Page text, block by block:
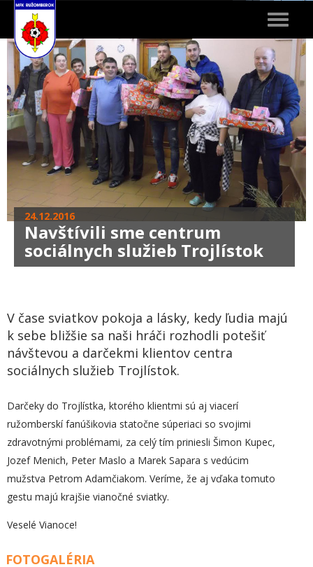
Toggle
24.12.2016
Navštívili sme centrum
sociálnych služieb Trojlístok
V čase sviatkov pokoja a lásky, kedy ľudia majú
k sebe bližšie sa naši hráči rozhodli potešiť
návštevou a darčekmi klientov centra
sociálnych služieb Trojlístok.
Darčeky do Trojlístka, ktorého klientmi sú aj viacerí
ružomberskí fanúšikovia statočne súperiaci so svojimi
zdravotnými problémami, za celý tím priniesli Šimon Kupec,
Jozef Menich, Peter Maslo a Marek Sapara s vedúcim
mužstva Petrom Adamčiakom. Veríme, že aj vďaka tomuto
gestu majú krajšie vianočné sviatky.
Veselé Vianoce!
FOTOGALÉRIA